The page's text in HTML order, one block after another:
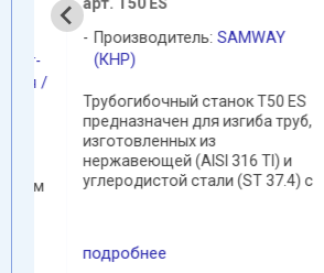
арт. Т50 ES
Производитель:SAMWAY
(КНР)
Трубогибочный станок T50 ES
предназначен для изгиба труб,
изготовленных из
нержавеющей (AISI 316 TI) и
углеродистой стали (ST 37.4) с
характеристики оборудования
подробнее